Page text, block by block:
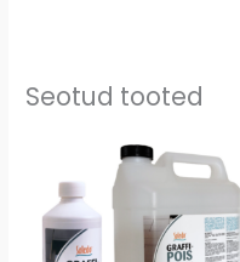
Seotud tooted
range:
26,24 €
206,76 €